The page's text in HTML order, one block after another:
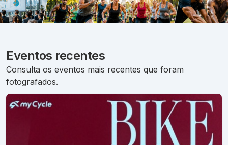
Eventos recentes
Consulta os eventos mais recentes que foram
fotografados.